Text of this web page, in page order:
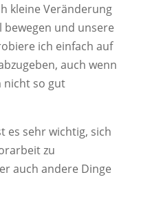
kleine Veränderung
und unsere
ich einfach auf
auch wenn
nicht so gut
es sehr wichtig, sich
zu
auch andere Dinge